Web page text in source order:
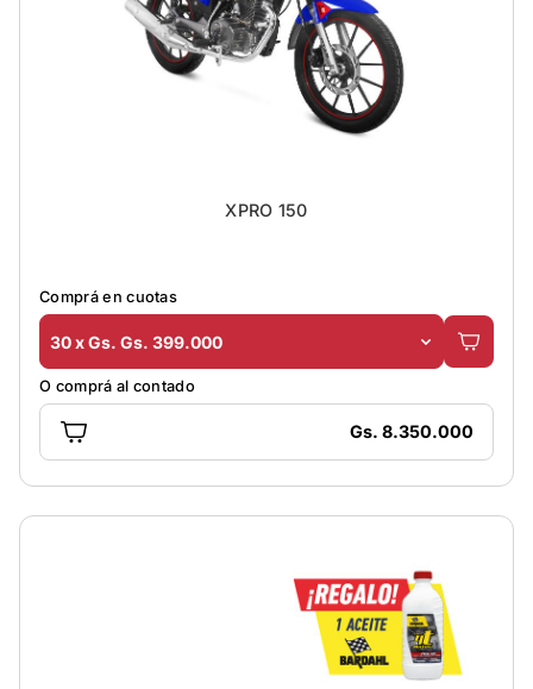
XPRO 150
Comprá en cuotas
30 x Gs. Gs. 399.000
O comprá al contado
Gs. 8.350.000